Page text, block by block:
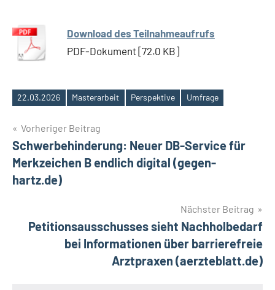
Download des Teilnahmeaufrufs
PDF-Dokument [72.0 KB]
Schlagwörter
22.03.2026 Masterarbeit Perspektive Umfrage
Beitragsnavigation
Vorheriger Beitrag
Schwerbehinderung: Neuer DB-Service für
Merkzeichen B endlich digital (gegen-
hartz.de)
Nächster Beitrag
Petitionsausschusses sieht Nachholbedarf
bei Informationen über barrierefreie
Arztpraxen (aerzteblatt.de)